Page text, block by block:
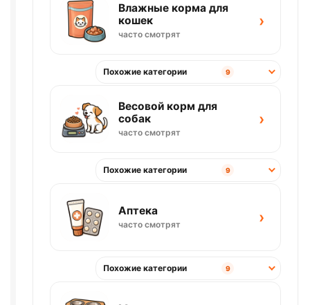
Влажные корма для
кошек
часто смотрят
›
Похожие категории 9
Весовой корм для
собак
часто смотрят
›
Похожие категории 9
Аптека
часто смотрят ›
Похожие категории 9